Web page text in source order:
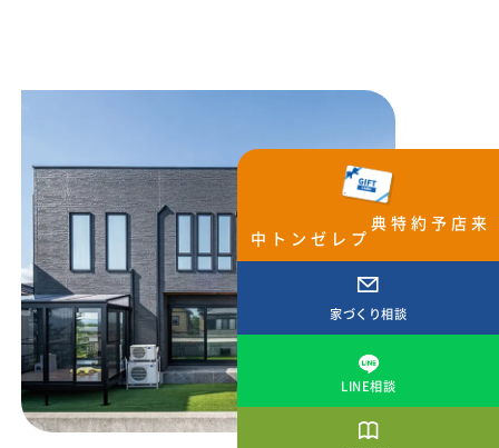
来店予約特典
プレゼント中
家づくり相談
LINE相談